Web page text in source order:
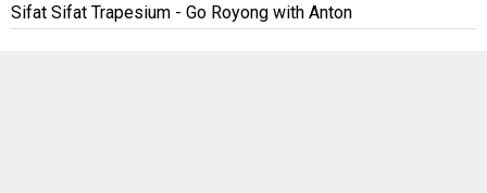
Sifat Sifat Trapesium - Go Royong with Anton